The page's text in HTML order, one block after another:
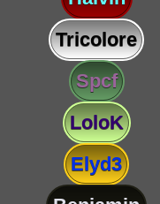
Tricolore
Spcf
LoloK
Elyd3